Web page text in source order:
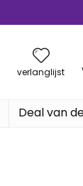
verlanglijst
Deal van